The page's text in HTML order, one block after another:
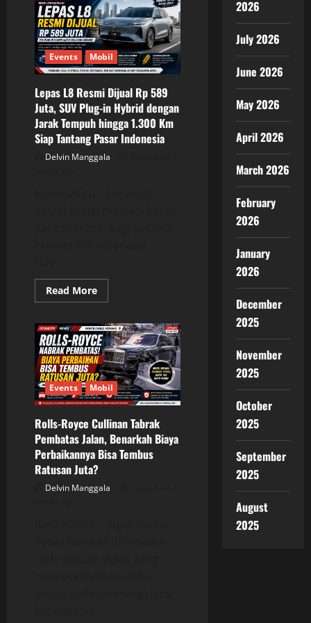
Ramaikan
GIIAS
2026,
Deretan
Mobil
Listrik
dan
SUV
Hybrid
Baru
Siap
Mengaspal
Events Mobil
Lepas L8 Resmi Dijual Rp 589
Juta, SUV Plug-in Hybrid dengan
Jarak Tempuh hingga 1.300 Km
Siap Tantang Pasar Indonesia
Delvin Manggala
Read MoreRead
more
L8
Resmi
Dijual
Rp
589
Juta,
SUV
Plug-
in
Hybrid
dengan
Jarak
Tempuh
hingga
1.300
Km
Siap
Tantang
Events Mobil
Rolls-Royce Cullinan Tabrak
Pembatas Jalan, Benarkah Biaya
Perbaikannya Bisa Tembus
Ratusan Juta?
Delvin Manggala
2026
July 2026
June 2026
May 2026
April 2026
March 2026
February
2026
January
2026
December
2025
November
2025
October
2025
September
2025
August
2025